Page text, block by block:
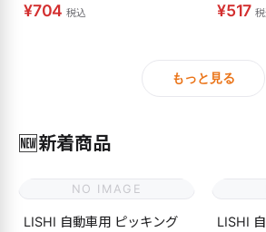
¥704税込 ¥517
もっと見る
🆕新着商品
NO IMAGE
LISHI 自動車用 ピッキング
LISHI